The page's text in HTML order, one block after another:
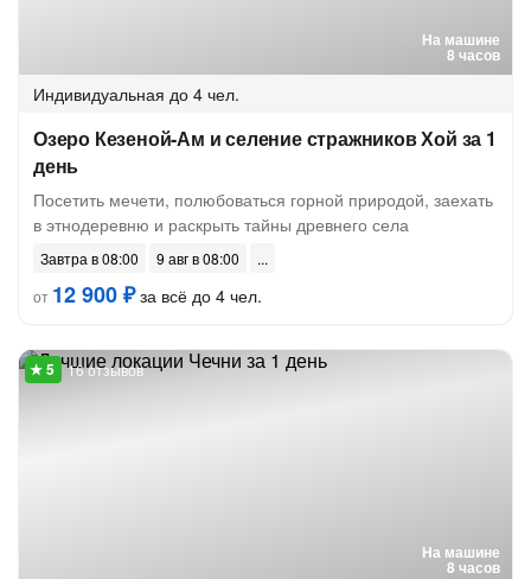
На машине
8 часов
Индивидуальная до 4 чел.
Озеро Кезеной-Ам и селение стражников Хой за 1
день
Посетить мечети, полюбоваться горной природой, заехать
в этнодеревню и раскрыть тайны древнего села
Завтра в 08:00
9 авг в 08:00
от 12 900 ₽за всё до 4 чел.
На машине
8 часов
16 отзывов